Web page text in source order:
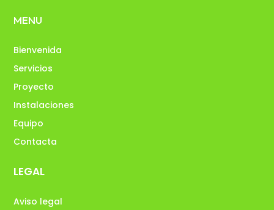
MENU
Bienvenida
Servicios
Proyecto
Instalaciones
Equipo
Contacta
LEGAL
Aviso legal